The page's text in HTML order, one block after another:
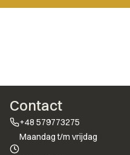
Contact
+48 579773275
Maandag t/m vrijdag